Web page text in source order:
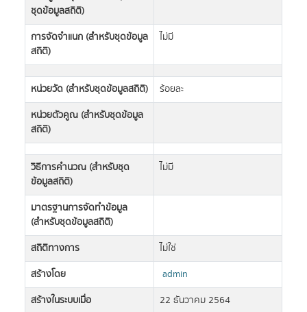
ชุดข้อมูลสถิติ)
การจัดจำแนก (สำหรับชุดข้อมูล
สถิติ)
ไม่มี
หน่วยวัด (สำหรับชุดข้อมูลสถิติ)
ร้อยละ
หน่วยตัวคูณ (สำหรับชุดข้อมูล
สถิติ)
วิธีการคำนวณ (สำหรับชุด
ข้อมูลสถิติ)
ไม่มี
มาตรฐานการจัดทำข้อมูล
(สำหรับชุดข้อมูลสถิติ)
สถิติทางการ
ไม่ใช่
สร้างโดย
admin
สร้างในระบบเมื่อ
22 ธันวาคม 2564